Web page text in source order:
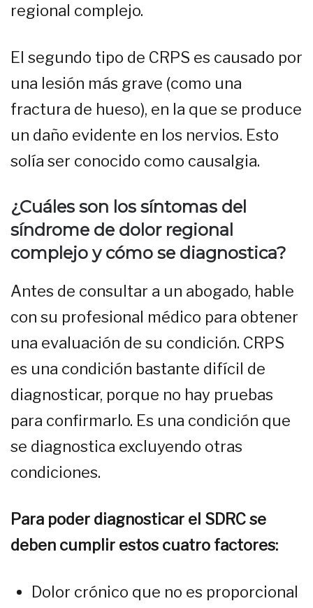
regional complejo.
El segundo tipo de CRPS es causado por
una lesión más grave (como una
fractura de hueso), en la que se produce
un daño evidente en los nervios. Esto
solía ser conocido como causalgia.
¿Cuáles son los síntomas del
síndrome de dolor regional
complejo y cómo se diagnostica?
Antes de consultar a un abogado, hable
con su profesional médico para obtener
una evaluación de su condición. CRPS
es una condición bastante difícil de
diagnosticar, porque no hay pruebas
para confirmarlo. Es una condición que
se diagnostica excluyendo otras
condiciones.
Para poder diagnosticar el SDRC se
deben cumplir estos cuatro factores:
Dolor crónico que no es proporcional